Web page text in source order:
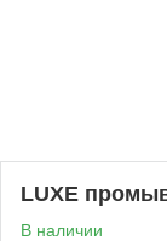
LUXE
В наличии